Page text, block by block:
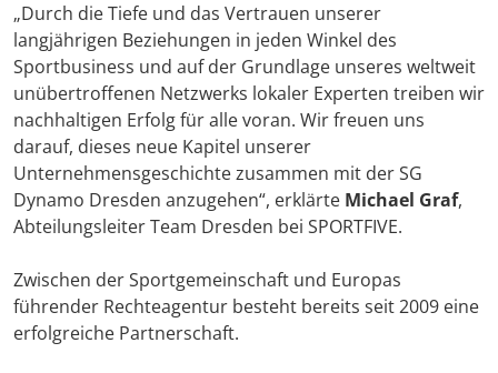
„Durch die Tiefe und das Vertrauen unserer
langjährigen Beziehungen in jeden Winkel des
Sportbusiness und auf der Grundlage unseres weltweit
unübertroffenen Netzwerks lokaler Experten treiben wir
nachhaltigen Erfolg für alle voran. Wir freuen uns
darauf, dieses neue Kapitel unserer
Unternehmensgeschichte zusammen mit der SG
Dynamo Dresden anzugehen“, erklärte Michael Graf,
Abteilungsleiter Team Dresden bei SPORTFIVE.
Zwischen der Sportgemeinschaft und Europas
führender Rechteagentur besteht bereits seit 2009 eine
erfolgreiche Partnerschaft.